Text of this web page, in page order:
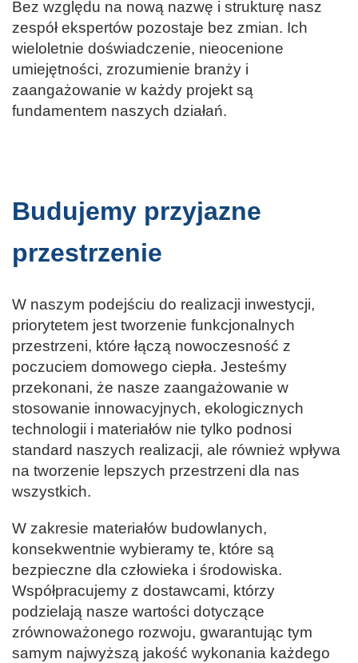
Bez względu na nową nazwę i strukturę nasz
zespół ekspertów pozostaje bez zmian. Ich
wieloletnie doświadczenie, nieocenione
umiejętności, zrozumienie branży i
zaangażowanie w każdy projekt są
fundamentem naszych działań.
Budujemy przyjazne
przestrzenie
W naszym podejściu do realizacji inwestycji,
priorytetem jest tworzenie funkcjonalnych
przestrzeni, które łączą nowoczesność z
poczuciem domowego ciepła. Jesteśmy
przekonani, że nasze zaangażowanie w
stosowanie innowacyjnych, ekologicznych
technologii i materiałów nie tylko podnosi
standard naszych realizacji, ale również wpływa
na tworzenie lepszych przestrzeni dla nas
wszystkich.
W zakresie materiałów budowlanych,
konsekwentnie wybieramy te, które są
bezpieczne dla człowieka i środowiska.
Współpracujemy z dostawcami, którzy
podzielają nasze wartości dotyczące
zrównoważonego rozwoju, gwarantując tym
samym najwyższą jakość wykonania każdego